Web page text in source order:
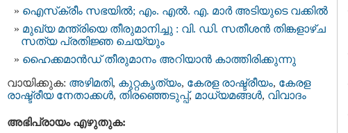
ഐസ്‌ക്രീം സഭയില്‍; എം. എല്‍. എ. മാര്‍ അടിയുടെ വക്കില്‍
മുഖ്യ മന്ത്രിയെ തീരുമാനിച്ചു : വി. ഡി. സതീശന്‍ തിങ്കളാഴ്ച
സത്യ പ്രതിജ്ഞ ചെയ്യും
ഹൈക്കമാൻഡ് തീരുമാനം അറിയാൻ കാത്തിരിക്കുന്നു
വായിക്കുക: അഴിമതി, കുറ്റകൃത്യം, കേരള രാഷ്ട്രീയം, കേരള
രാഷ്ട്രീയ നേതാക്കള്‍, തിരഞ്ഞെടുപ്പ്, മാധ്യമങ്ങള്‍, വിവാദം
അഭിപ്രായം എഴുതുക: